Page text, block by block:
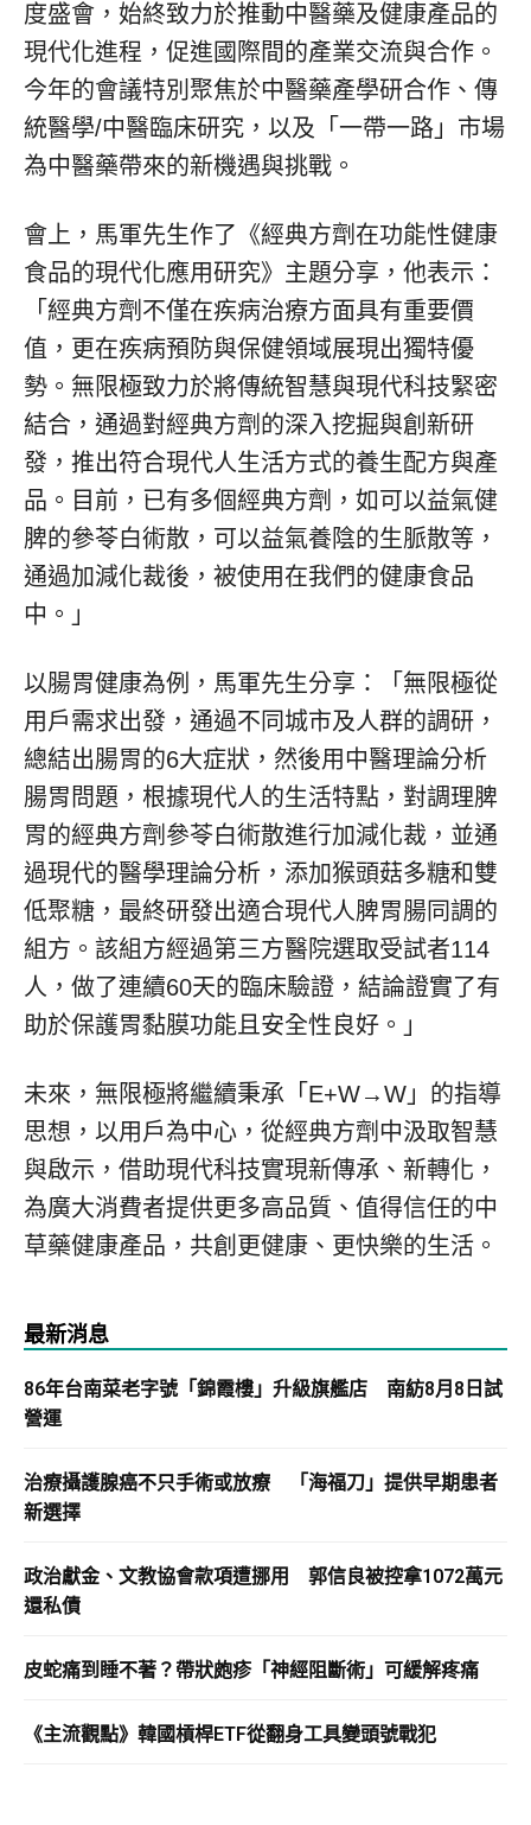
度盛會，始終致力於推動中醫藥及健康產品的
現代化進程，促進國際間的產業交流與合作。
今年的會議特別聚焦於中醫藥產學研合作、傳
統醫學/中醫臨床研究，以及「一帶一路」市場
為中醫藥帶來的新機遇與挑戰。
會上，馬軍先生作了《經典方劑在功能性健康
食品的現代化應用研究》主題分享，他表示：
「經典方劑不僅在疾病治療方面具有重要價
值，更在疾病預防與保健領域展現出獨特優
勢。無限極致力於將傳統智慧與現代科技緊密
結合，通過對經典方劑的深入挖掘與創新研
發，推出符合現代人生活方式的養生配方與產
品。目前，已有多個經典方劑，如可以益氣健
脾的參苓白術散，可以益氣養陰的生脈散等，
通過加減化裁後，被使用在我們的健康食品
中。」
以腸胃健康為例，馬軍先生分享：「無限極從
用戶需求出發，通過不同城市及人群的調研，
總結出腸胃的6大症狀，然後用中醫理論分析
腸胃問題，根據現代人的生活特點，對調理脾
胃的經典方劑參苓白術散進行加減化裁，並通
過現代的醫學理論分析，添加猴頭菇多糖和雙
低聚糖，最終研發出適合現代人脾胃腸同調的
組方。該組方經過第三方醫院選取受試者114
人，做了連續60天的臨床驗證，結論證實了有
助於保護胃黏膜功能且安全性良好。」
未來，無限極將繼續秉承「E+W→W」的指導
思想，以用戶為中心，從經典方劑中汲取智慧
與啟示，借助現代科技實現新傳承、新轉化，
為廣大消費者提供更多高品質、值得信任的中
草藥健康產品，共創更健康、更快樂的生活。
最新消息
86年台南菜老字號「錦霞樓」升級旗艦店 南紡8月8日試
營運
治療攝護腺癌不只手術或放療 「海福刀」提供早期患者
新選擇
政治獻金、文教協會款項遭挪用 郭信良被控拿1072萬元
還私債
皮蛇痛到睡不著？帶狀皰疹「神經阻斷術」可緩解疼痛
《主流觀點》韓國槓桿ETF從翻身工具變頭號戰犯